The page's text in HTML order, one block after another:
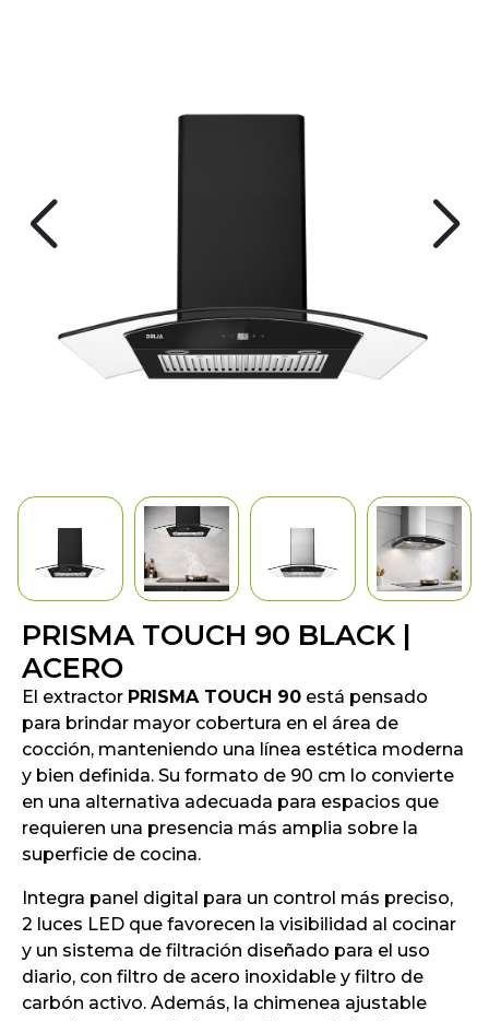
PRISMA TOUCH 90 BLACK |
ACERO
El extractor PRISMA TOUCH 90 está pensado
para brindar mayor cobertura en el área de
cocción, manteniendo una línea estética moderna
y bien definida. Su formato de 90 cm lo convierte
en una alternativa adecuada para espacios que
requieren una presencia más amplia sobre la
superficie de cocina.
Integra panel digital para un control más preciso,
2 luces LED que favorecen la visibilidad al cocinar
y un sistema de filtración diseñado para el uso
diario, con filtro de acero inoxidable y filtro de
carbón activo. Además, la chimenea ajustable